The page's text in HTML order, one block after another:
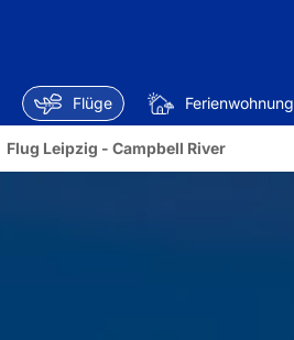
Flüge Ferienwohnung
Flug Leipzig - Campbell River